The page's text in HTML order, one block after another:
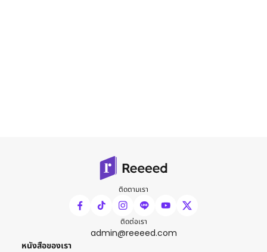
ติดตามเรา
ติดต่อเรา
admin@reeeed.com
หนังสือของเรา